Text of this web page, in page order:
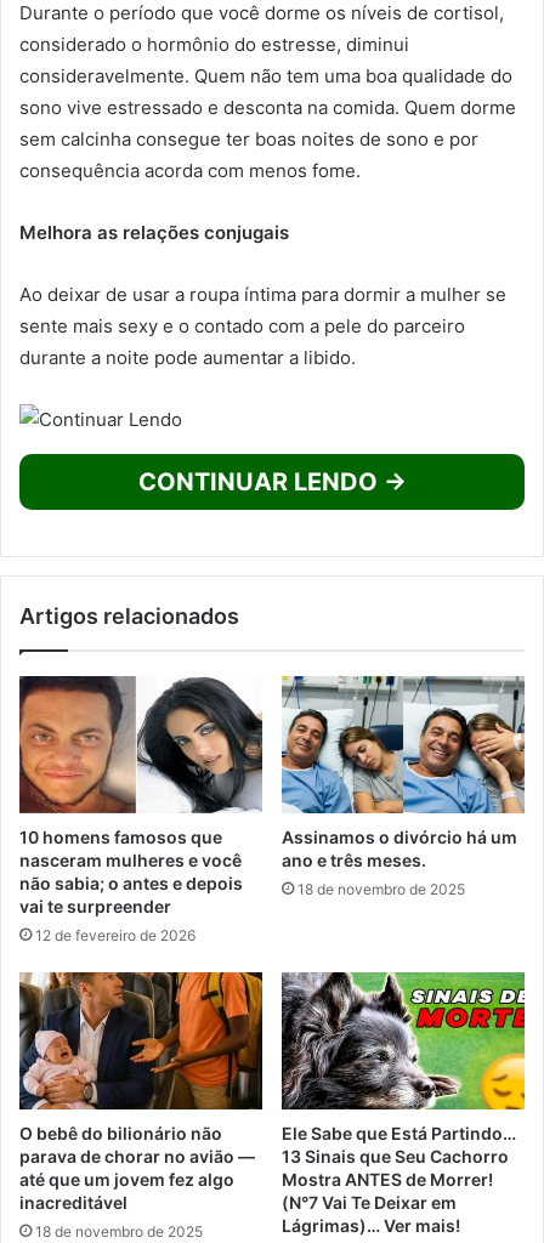
Durante o período que você dorme os níveis de cortisol,
considerado o hormônio do estresse, diminui
consideravelmente. Quem não tem uma boa qualidade do
sono vive estressado e desconta na comida. Quem dorme
sem calcinha consegue ter boas noites de sono e por
consequência acorda com menos fome.
Melhora as relações conjugais
Ao deixar de usar a roupa íntima para dormir a mulher se
sente mais sexy e o contado com a pele do parceiro
durante a noite pode aumentar a libido.
CONTINUAR LENDO →
Artigos relacionados
10 homens famosos que
nasceram mulheres e você
não sabia; o antes e depois
vai te surpreender
12 de fevereiro de 2026
Assinamos o divórcio há um
ano e três meses.
18 de novembro de 2025
O bebê do bilionário não
parava de chorar no avião —
até que um jovem fez algo
inacreditável
18 de novembro de 2025
Ele Sabe que Está Partindo…
13 Sinais que Seu Cachorro
Mostra ANTES de Morrer!
(N°7 Vai Te Deixar em
Lágrimas)… Ver mais!